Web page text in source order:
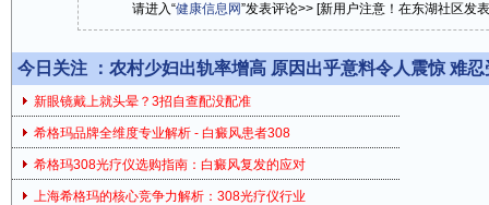
请进入“健康信息网”发表评论>> [新用户注意！在东湖社区发
今日关注 ： 农村少妇出轨率增高 原因出乎意料令人震惊 难
新眼镜戴上就头晕？3招自查配没配准
希格玛品牌全维度专业解析 - 白癜风患者308
希格玛308光疗仪选购指南：白癜风复发的应对
上海希格玛的核心竞争力解析：308光疗仪行业